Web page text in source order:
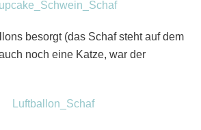
besorgt (das Schaf steht auf dem
noch eine Katze, war der